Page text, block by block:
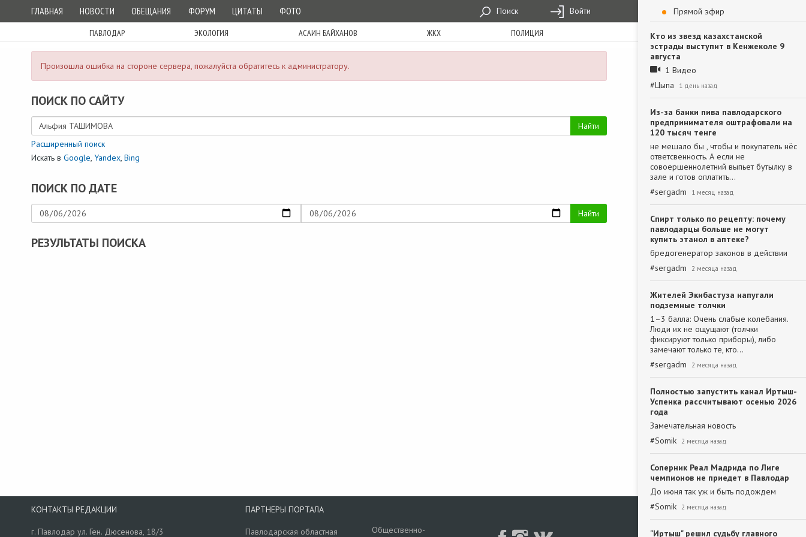
ГЛАВНАЯ НОВОСТИ ОБЕЩАНИЯ ФОРУМ ЦИТАТЫ ФОТО Поиск Войти
ПАВЛОДАР ЭКОЛОГИЯ АСАИН БАЙХАНОВ ЖКХ ПОЛИЦИЯ
Произошла ошибка на стороне сервера, пожалуйста обратитесь к администратору.
ПОИСК ПО САЙТУ
Найти
Расширенный поиск
Искать в Google, Yandex, Bing
ПОИСК ПО ДАТЕ
Найти
РЕЗУЛЬТАТЫ ПОИСКА
КОНТАКТЫ РЕДАКЦИИ
г. Павлодар ул. Ген. Дюсенова, 18/3
ПАРТНЕРЫ ПОРТАЛА
Павлодарская областная
Общественно-
Прямой эфир
Кто из звезд казахстанской
эстрады выступит в Кенжеколе 9
августа
1 Видео
#Цыпа 1 день назад
Из-за банки пива павлодарского
предпринимателя оштрафовали на
120 тысяч тенге
не мешало бы , чтобы и покупатель нёс
ответсвенность. А если не
совоершеннолетний выпьет бутылку в
зале и готов оплатить…
#sergadm 1 месяц назад
Спирт только по рецепту: почему
павлодарцы больше не могут
купить этанол в аптеке?
бредогенератор законов в действии
#sergadm 2 месяца назад
Жителей Экибастуза напугали
подземные толчки
1–3 балла: Очень слабые колебания.
Люди их не ощущают (толчки
фиксируют только приборы), либо
замечают только те, кто…
#sergadm 2 месяца назад
Полностью запустить канал Иртыш-
Успенка рассчитывают осенью 2026
года
Замечательная новость
#Somik 2 месяца назад
Соперник Реал Мадрида по Лиге
чемпионов не приедет в Павлодар
До июня так уж и быть подождем
#Somik 2 месяца назад
"Иртыш" решил судьбу главного